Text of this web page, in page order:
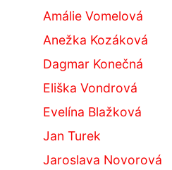
Amálie Vomelová
Anežka Kozáková
Dagmar Konečná
Eliška Vondrová
Evelína Blažková
Jan Turek
Jaroslava Novorová